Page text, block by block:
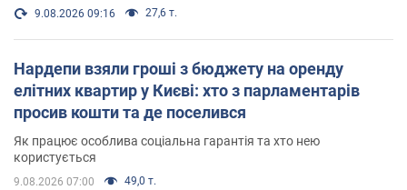
9.08.2026 09:16 27,6 т.
Нардепи взяли гроші з бюджету на оренду
елітних квартир у Києві: хто з парламентарів
просив кошти та де поселився
Як працює особлива соціальна гарантія та хто нею
користується
9.08.2026 07:00 49,0 т.